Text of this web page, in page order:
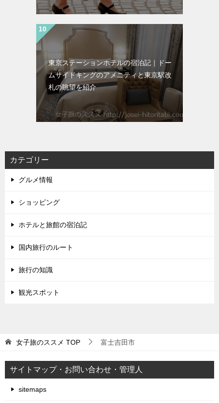
東京ステーションホテルの宿泊記｜ドー
ムサイドキングのアメニティと東京駅改
札の眺望を紹介
カテゴリー
グルメ情報
ショッピング
ホテルと旅館の宿泊記
国内旅行のルート
旅行の知識
観光スポット
女子旅のススメ TOP 富士吉田市
サイトマップ・お問い合わせ・管理人
sitemaps